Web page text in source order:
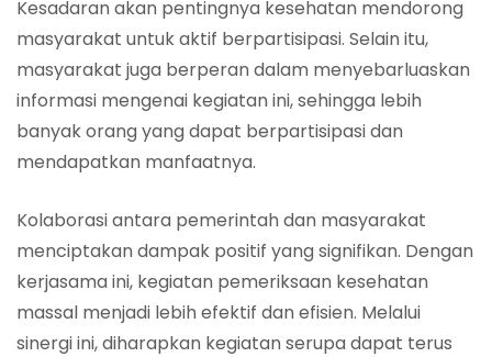
Kesadaran akan pentingnya kesehatan mendorong
masyarakat untuk aktif berpartisipasi. Selain itu,
masyarakat juga berperan dalam menyebarluaskan
informasi mengenai kegiatan ini, sehingga lebih
banyak orang yang dapat berpartisipasi dan
mendapatkan manfaatnya.
Kolaborasi antara pemerintah dan masyarakat
menciptakan dampak positif yang signifikan. Dengan
kerjasama ini, kegiatan pemeriksaan kesehatan
massal menjadi lebih efektif dan efisien. Melalui
sinergi ini, diharapkan kegiatan serupa dapat terus